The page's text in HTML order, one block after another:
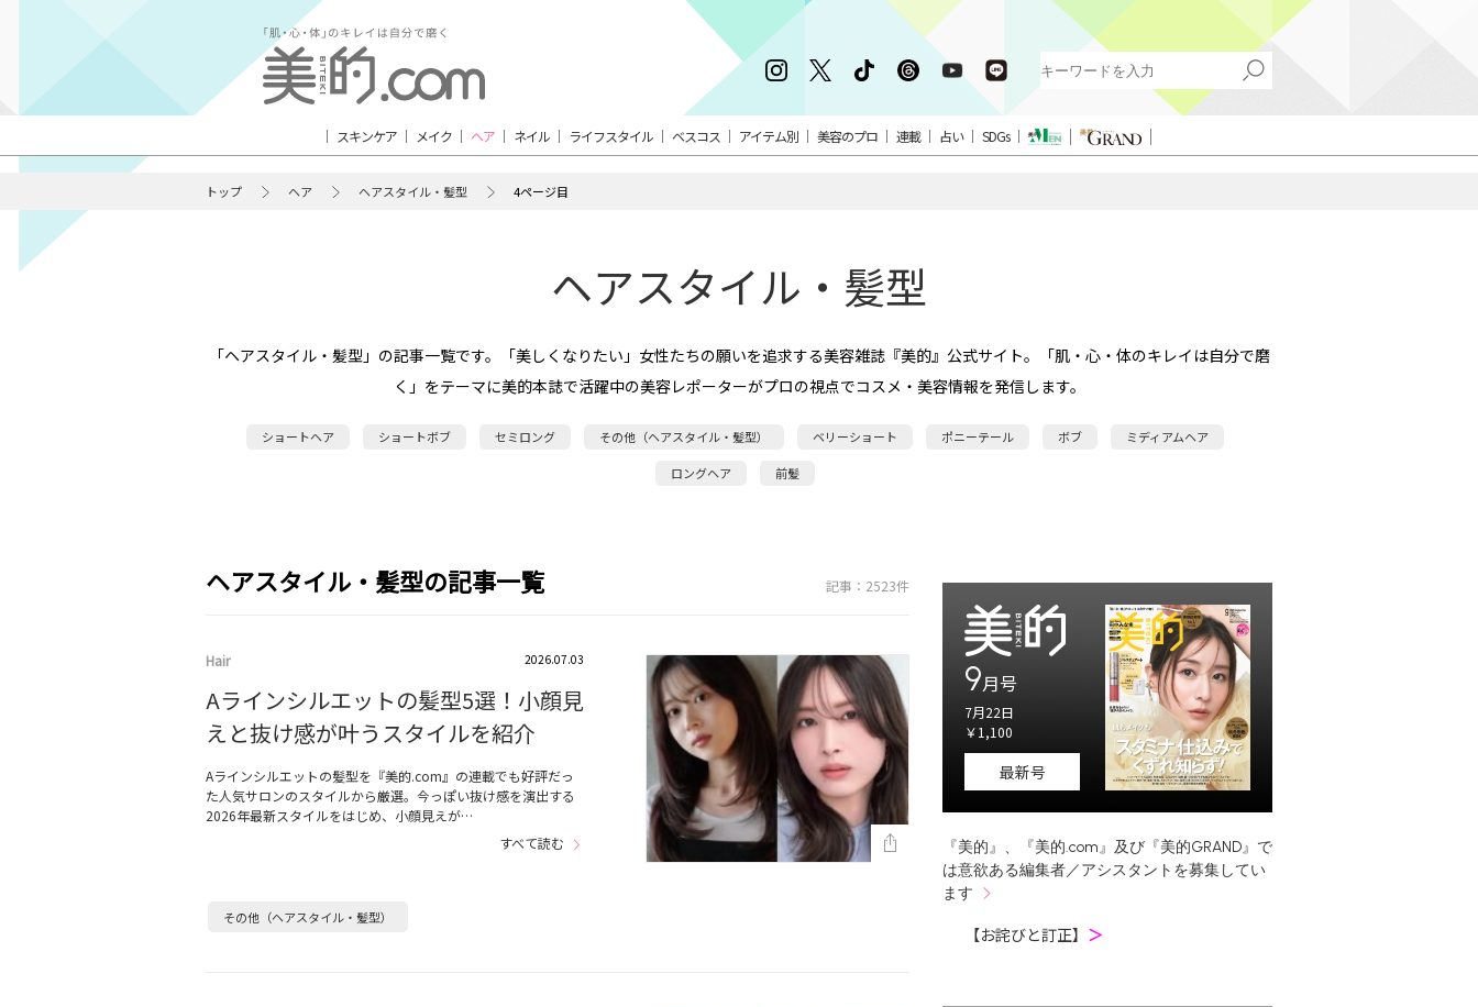
スキンケア メイク ヘア ネイル ライフスタイル ベスコス アイテム別 美容のプロ 連載 占い SDGs
トップ ヘア ヘアスタイル・髪型 4ページ目
ヘアスタイル・髪型
「ヘアスタイル・髪型」の記事一覧です。「美しくなりたい」女性たちの願いを追求する美容雑誌『美的』公式サイト。「肌・心・体のキレイは自分で磨
く」をテーマに美的本誌で活躍中の美容レポーターがプロの視点でコスメ・美容情報を発信します。
ショートヘア ショートボブ セミロング その他（ヘアスタイル・髪型） ベリーショート ポニーテール ボブ ミディアムヘア
ロングヘア 前髪
ヘアスタイル・髪型の記事一覧 記事：2523件
Hair 2026.07.03
Aラインシルエットの髪型5選！小顔見
えと抜け感が叶うスタイルを紹介
Aラインシルエットの髪型を『美的.com』の連載でも好評だっ
た人気サロンのスタイルから厳選。今っぽい抜け感を演出する
2026年最新スタイルをはじめ、小顔見えが…
すべて読む
その他（ヘアスタイル・髪型）
9月号
7月22日
￥1,100
最新号
『美的』、『美的.com』及び『美的GRAND』で
は意欲ある編集者／アシスタントを募集してい
ます
【お詫びと訂正】 ＞